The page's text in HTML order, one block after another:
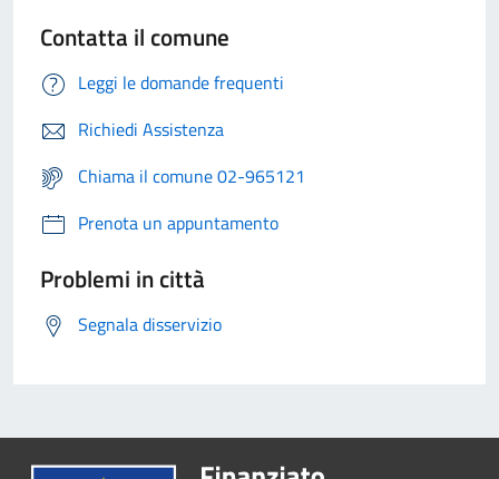
Contatta il comune
Leggi le domande frequenti
Richiedi Assistenza
Chiama il comune 02-965121
Prenota un appuntamento
Problemi in città
Segnala disservizio